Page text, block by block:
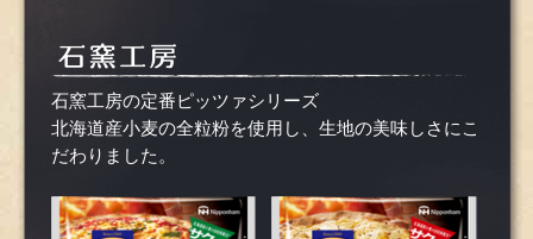
石窯工房の定番ピッツァシリーズ
北海道産小麦の全粒粉を使用し、生地の美味しさにこ
だわりました。